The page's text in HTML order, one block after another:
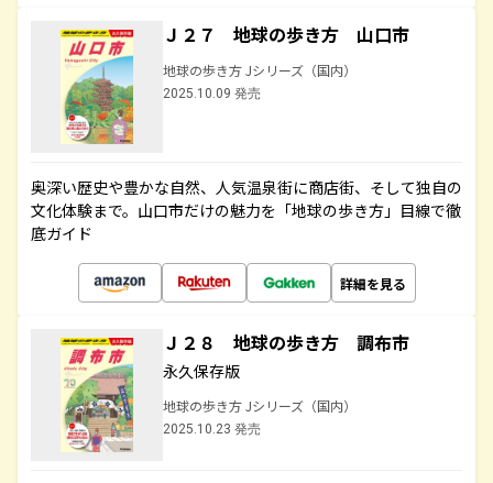
Ｊ２７ 地球の歩き方 山口市
地球の歩き方 Jシリーズ（国内）
2025.10.09 発売
奥深い歴史や豊かな自然、人気温泉街に商店街、そして独自の
文化体験まで。山口市だけの魅力を「地球の歩き方」目線で徹
底ガイド
詳細を見る
Ｊ２８ 地球の歩き方 調布市
永久保存版
地球の歩き方 Jシリーズ（国内）
2025.10.23 発売